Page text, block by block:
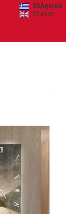
Ελληνικά
English